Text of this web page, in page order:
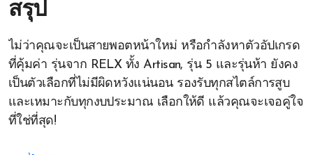
สรุป
ไม่ว่าคุณจะเป็นสายพอตหน้าใหม่ หรือกำลังหาตัวอัปเกรด
ที่คุ้มค่า รุ่นจาก RELX ทั้ง Artisan, รุ่น 5 และรุ่นห้า ยังคง
เป็นตัวเลือกที่ไม่มีผิดหวังแน่นอน รองรับทุกสไตล์การสูบ
และเหมาะกับทุกงบประมาณ เลือกให้ดี แล้วคุณจะเจอคู่ใจ
ที่ใช่ที่สุด!